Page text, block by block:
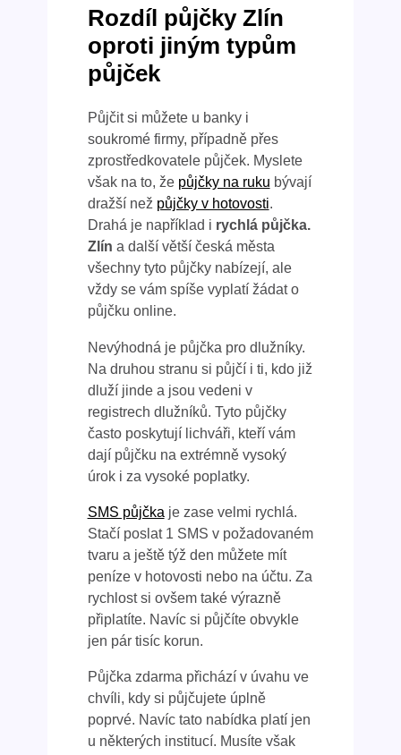
Rozdíl půjčky Zlín
oproti jiným typům
půjček
Půjčit si můžete u banky i
soukromé firmy, případně přes
zprostředkovatele půjček. Myslete
však na to, že půjčky na ruku bývají
dražší než půjčky v hotovosti.
Drahá je například i rychlá půjčka.
Zlín a další větší česká města
všechny tyto půjčky nabízejí, ale
vždy se vám spíše vyplatí žádat o
půjčku online.
Nevýhodná je půjčka pro dlužníky.
Na druhou stranu si půjčí i ti, kdo již
dluží jinde a jsou vedeni v
registrech dlužníků. Tyto půjčky
často poskytují lichváři, kteří vám
dají půjčku na extrémně vysoký
úrok i za vysoké poplatky.
SMS půjčka je zase velmi rychlá.
Stačí poslat 1 SMS v požadovaném
tvaru a ještě týž den můžete mít
peníze v hotovosti nebo na účtu. Za
rychlost si ovšem také výrazně
připlatíte. Navíc si půjčíte obvykle
jen pár tisíc korun.
Půjčka zdarma přichází v úvahu ve
chvíli, kdy si půjčujete úplně
poprvé. Navíc tato nabídka platí jen
u některých institucí. Musíte však